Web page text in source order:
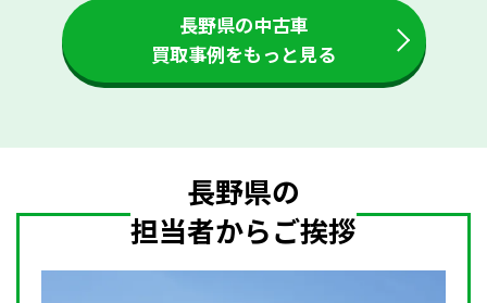
長野県の中古車
買取事例をもっと見る
長野県の
担当者からご挨拶